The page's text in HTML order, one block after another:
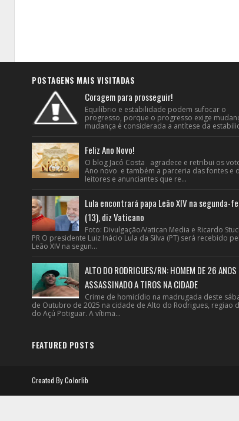
POSTAGENS MAIS VISITADAS
Coragem para prosseguir!
Equilíbrio e estabilidade podem sufocar o
progresso, porque o progresso exige
mudança é considerada a antítese da
Feliz Ano Novo!
O blog Jacó Costa agradece e retribui os
Ano novo e também a parceria das fontes e
leitores e anunciantes que re...
Lula encontrará papa Leão XIV na segunda-
(13), diz Vaticano
Foto: Divulgação/Vatican Media e Ricardo
PR O presidente Luiz Inácio Lula da Silva (PT) será recebido
Leão XIV na segun...
ALTO DO RODRIGUES/RN: HOMEM DE 26 ANOS
ASSASSINADO A TIROS NA CIDADE
Crime de homicídio na madrugada deste
de Outubro de 2025 na cidade de Alto do Rodrigues, regiao
do Açú Potiguar. A vítima...
FEATURED POSTS
Created ByColorlib